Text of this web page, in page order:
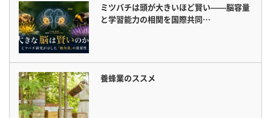
ミツバチは頭が大きいほど賢い——脳容量
と学習能力の相関を国際共同…
養蜂業のススメ